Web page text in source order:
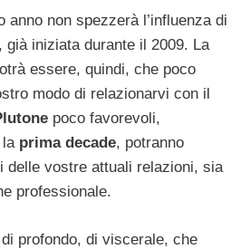
anno non spezzerà l’influenza di
iniziata durante il 2009. La
essere, quindi, che poco
modo di relazionarvi con il
poco favorevoli,
la prima decade, potranno
delle vostre attuali relazioni, sia
professionale.
profondo, di viscerale, che